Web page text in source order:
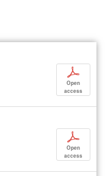
p
Open
access
p
Open
access